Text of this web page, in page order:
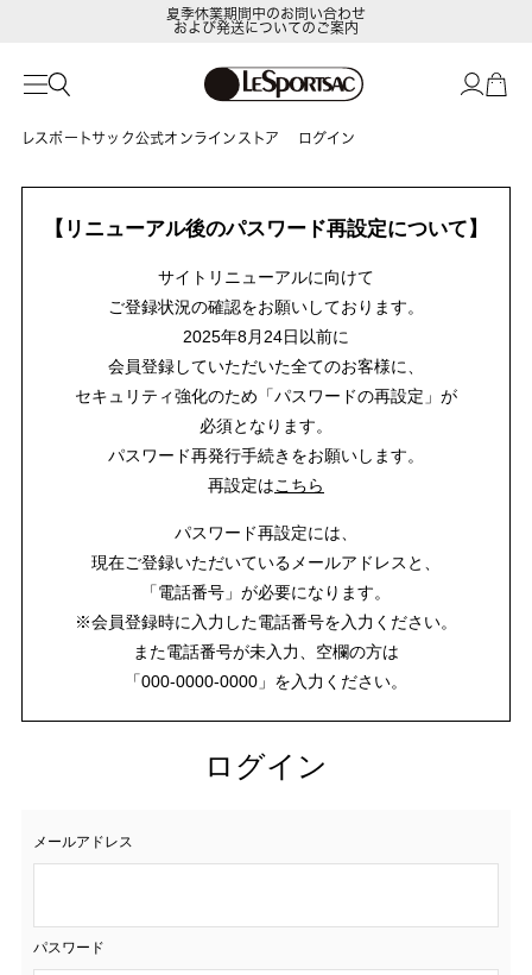
夏季休業期間中のお問い合わせ
および発送についてのご案内
レスポートサック公式オンラインストア ログイン
【リニューアル後のパスワード再設定について】
サイトリニューアルに向けて
ご登録状況の確認をお願いしております。
2025年8月24日以前に
会員登録していただいた全てのお客様に、
セキュリティ強化のため「パスワードの再設定」が
必須となります。
パスワード再発行手続きをお願いします。
再設定はこちら
パスワード再設定には、
現在ご登録いただいているメールアドレスと、
「電話番号」が必要になります。
※会員登録時に入力した電話番号を入力ください。
また電話番号が未入力、空欄の方は
「000-0000-0000」を入力ください。
ログイン
メールアドレス
パスワード